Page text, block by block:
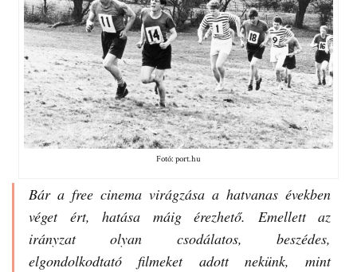
Fotó: port.hu
Bár a free cinema virágzása a hatvanas években
véget ért, hatása máig érezhető. Emellett az
irányzat olyan csodálatos, beszédes,
elgondolkodtató filmeket adott nekünk, mint